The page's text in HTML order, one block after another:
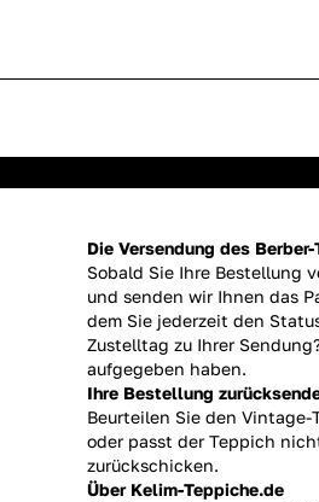
Die Versendung des
Sobald Sie Ihre Bestellung
und senden wir Ihnen das
dem Sie jederzeit den
Zustelltag zu Ihrer
aufgegeben haben.
Ihre Bestellung
Beurteilen Sie den
oder passt der Teppich
zurückschicken.
Über Kelim-Teppiche.de